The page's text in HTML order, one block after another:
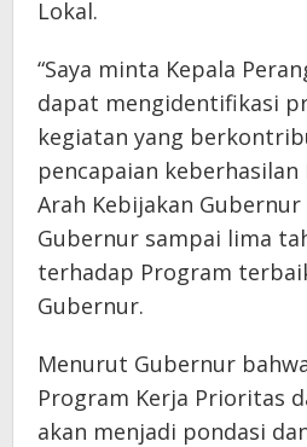
Lokal.
“Saya minta Kepala
dapat mengidentifikasi
kegiatan yang
pencapaian
Arah Kebijakan Gubernur
Gubernur sampai lima
terhadap Program
Gubernur.
Menurut Gubernur
Program Kerja Prioritas
akan menjadi pondasi